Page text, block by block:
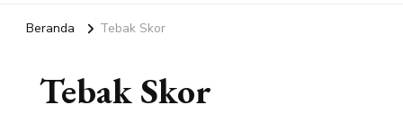
Beranda Tebak Skor
Tebak Skor